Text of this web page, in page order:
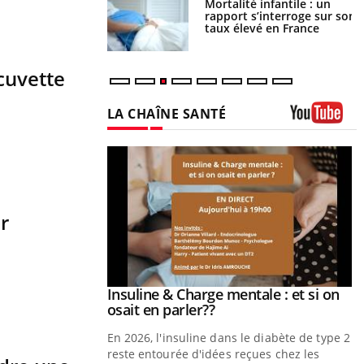
Mortalité infantile : un
rapport s’interroge sur son
taux élevé en France
LA CHAÎNE SANTÉ
Youtube
Insuline & Charge mentale : et si on
osait en parler??Youtube
En 2026, l'insuline dans le diabète de type 2
reste entourée d'idées reçues chez les